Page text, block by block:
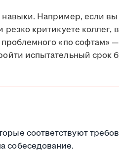
навыки. Например, если
критикуете коллег,
«по софтам»
испытательный срок
соответствуют
собеседование.